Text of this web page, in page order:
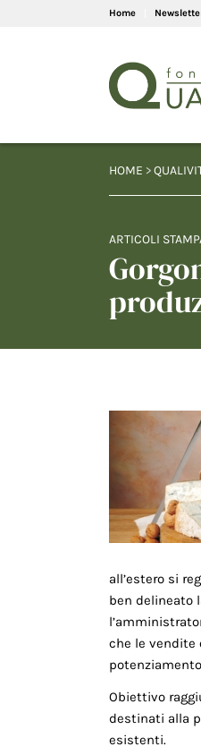
Home
HOME >
ARTICOLI
all’estero si
ben delineato
che le vendite
Obiettivo
destinati alla
esistenti.